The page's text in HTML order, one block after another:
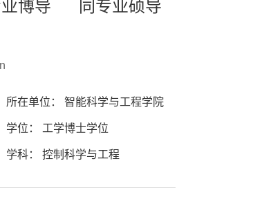
博导 同专业硕导
所在单位： 智能科学与工程学院
学位： 工学博士学位
学科： 控制科学与工程